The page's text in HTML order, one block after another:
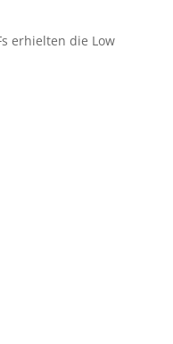
erhielten die Low